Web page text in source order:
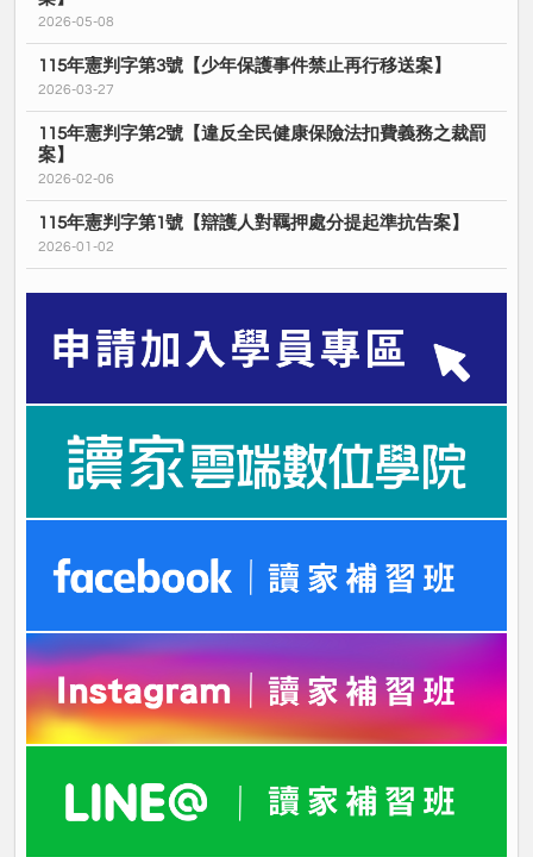
2026-05-08
115年憲判字第3號【少年保護事件禁止再行移送案】
2026-03-27
115年憲判字第2號【違反全民健康保險法扣費義務之裁罰
案】
2026-02-06
115年憲判字第1號【辯護人對羈押處分提起準抗告案】
2026-01-02